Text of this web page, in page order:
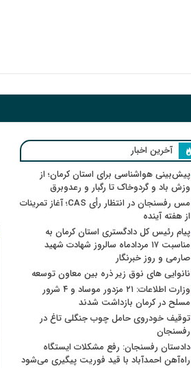
آخرین اخبار
پیش‌بینی هواشناسی برای استان کرمان؛ از
وزش باد و گردوخاک تا رگبار و رعدوبرق
مس رفسنجان در انتظار رأی CAS؛ آغاز تمرینات
از هفته آینده
پیام رئیس کل دادگستری استان کرمان به
مناسبت ۱۷ مردادماه سالروز شهادت شهید
صارمی و روز خبرنگار
نانوایی های نوق زیر ذره بین معاون توسعه
وزارت اطلاعات: ۲۱ مزدور موساد و ۴ شرور
مسلح در کرمان بازداشت شدند
توقیف خودروی حامل چوب جنگلی تاغ در
رفسنجان
دادستان رفسنجان: رفع مشکلات ایستگاه
راه‌آهن احمدآباد با قید فوریت پیگیری می‌شود